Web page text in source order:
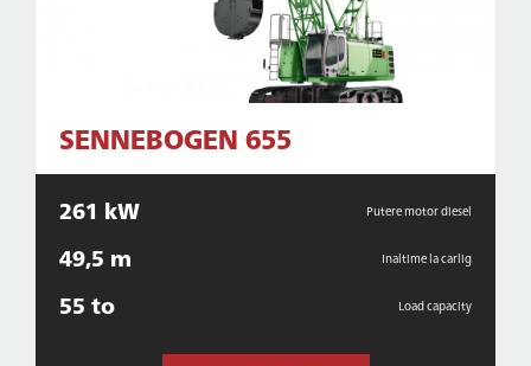
SENNEBOGEN 655
261 kW Putere motor diesel
49,5 m Inaltime la carlig
55 to Load capacity